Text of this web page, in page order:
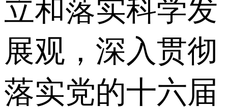
立和落实科学发
展观，深入贯彻
落实党的十六届